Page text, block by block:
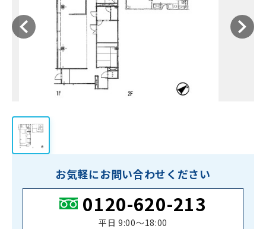
お気軽にお問い合わせください
0120-620-213
平日 9:00〜18:00